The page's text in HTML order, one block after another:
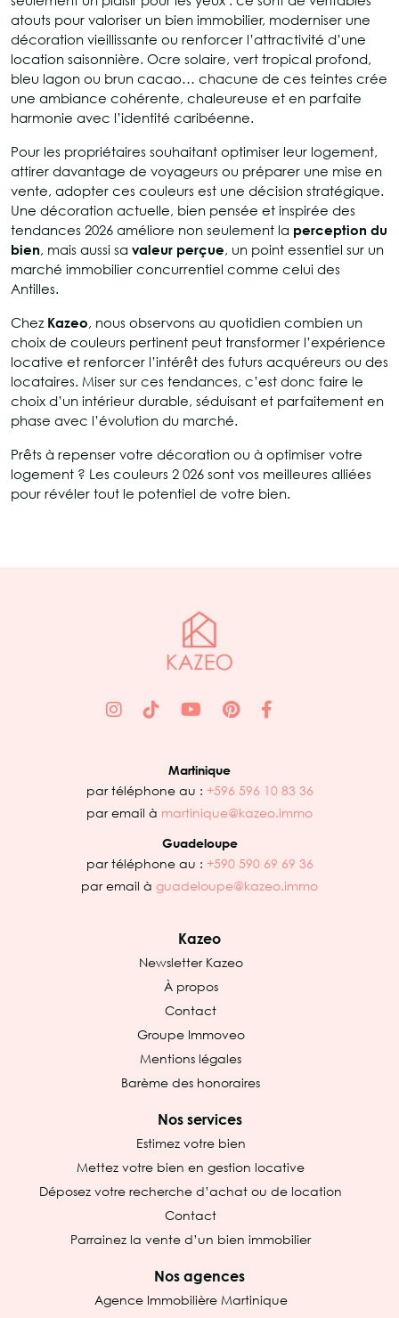
atouts pour valoriser un bien immobilier, moderniser une
décoration vieillissante ou renforcer l’attractivité d’une
location saisonnière. Ocre solaire, vert tropical profond,
bleu lagon ou brun cacao… chacune de ces teintes crée
une ambiance cohérente, chaleureuse et en parfaite
harmonie avec l’identité caribéenne.
Pour les propriétaires souhaitant optimiser leur logement,
attirer davantage de voyageurs ou préparer une mise en
vente, adopter ces couleurs est une décision stratégique.
Une décoration actuelle, bien pensée et inspirée des
tendances 2026 améliore non seulement la perception du
bien, mais aussi sa valeur perçue, un point essentiel sur un
marché immobilier concurrentiel comme celui des
Antilles.
Chez Kazeo, nous observons au quotidien combien un
choix de couleurs pertinent peut transformer l’expérience
locative et renforcer l’intérêt des futurs acquéreurs ou des
locataires. Miser sur ces tendances, c’est donc faire le
choix d’un intérieur durable, séduisant et parfaitement en
phase avec l’évolution du marché.
Prêts à repenser votre décoration ou à optimiser votre
logement ? Les couleurs 2 026 sont vos meilleures alliées
pour révéler tout le potentiel de votre bien.
Martinique
par téléphone au : +596 596 10 83 36
par email à martinique@kazeo.immo
Guadeloupe
par téléphone au : +590 590 69 69 36
par email à guadeloupe@kazeo.immo
Kazeo
Newsletter Kazeo
À propos
Contact
Groupe Immoveo
Mentions légales
Barème des honoraires
Nos services
Estimez votre bien
Mettez votre bien en gestion locative
Déposez votre recherche d’achat ou de location
Contact
Parrainez la vente d’un bien immobilier
Nos agences
Agence Immobilière Martinique